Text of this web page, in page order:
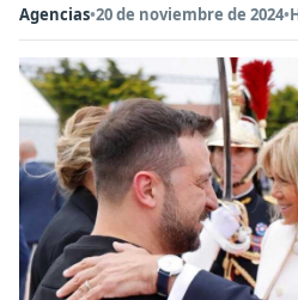
Agencias•20 de noviembre de 2024•